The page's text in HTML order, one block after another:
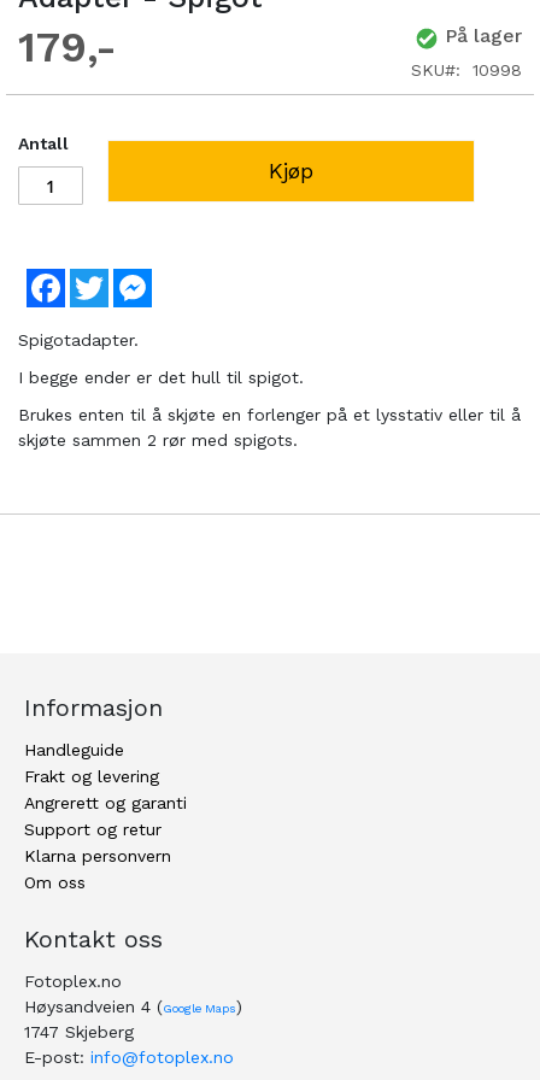
179 På lager
SKU 10998
Antall
Kjøp
Facebook
Twitter
Spigotadapter.
I begge ender er det hull til spigot.
Brukes enten til å skjøte en forlenger på et lysstativ eller til å
skjøte sammen 2 rør med spigots.
Informasjon
Handleguide
Frakt og levering
Angrerett og garanti
Support og retur
Klarna personvern
Om oss
Kontakt oss
Fotoplex.no
Høysandveien 4 (Google Maps)
1747 Skjeberg
E-post: info@fotoplex.no